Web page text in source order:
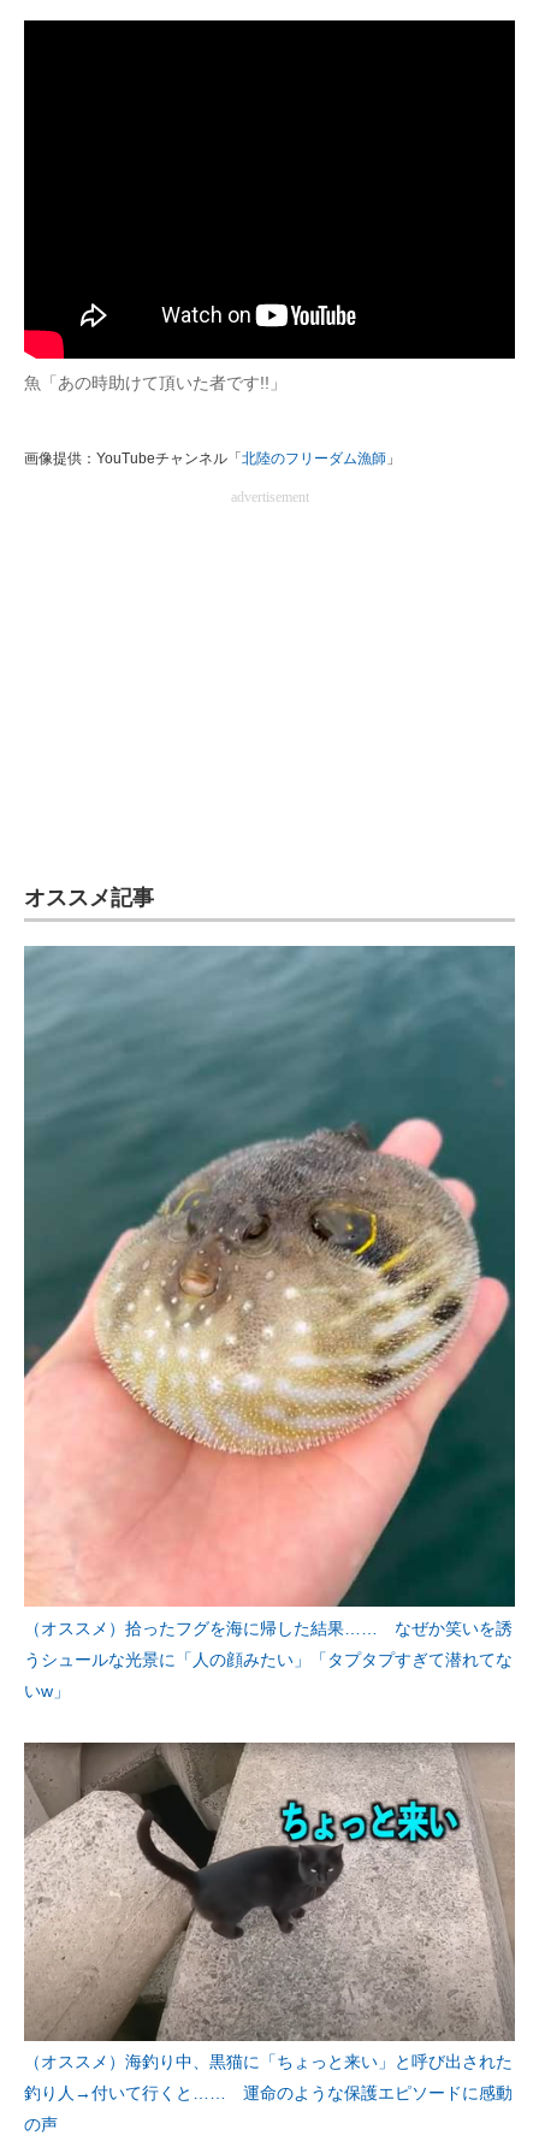
魚「あの時助けて頂いた者です!!」
画像提供：YouTubeチャンネル「 北陸のフリーダム漁師 」
advertisement
オススメ記事
（オススメ）拾ったフグを海に帰した結果…… なぜか笑いを誘
うシュールな光景に「人の顔みたい」「タプタプすぎて潜れてな
いw」
（オススメ）海釣り中、黒猫に「ちょっと来い」と呼び出された
釣り人→付いて行くと…… 運命のような保護エピソードに感動
の声